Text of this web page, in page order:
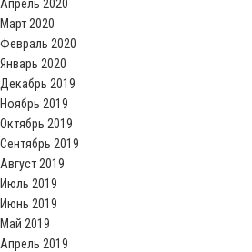
Апрель 2020
Март 2020
Февраль 2020
Январь 2020
Декабрь 2019
Ноябрь 2019
Октябрь 2019
Сентябрь 2019
Август 2019
Июль 2019
Июнь 2019
Май 2019
Апрель 2019